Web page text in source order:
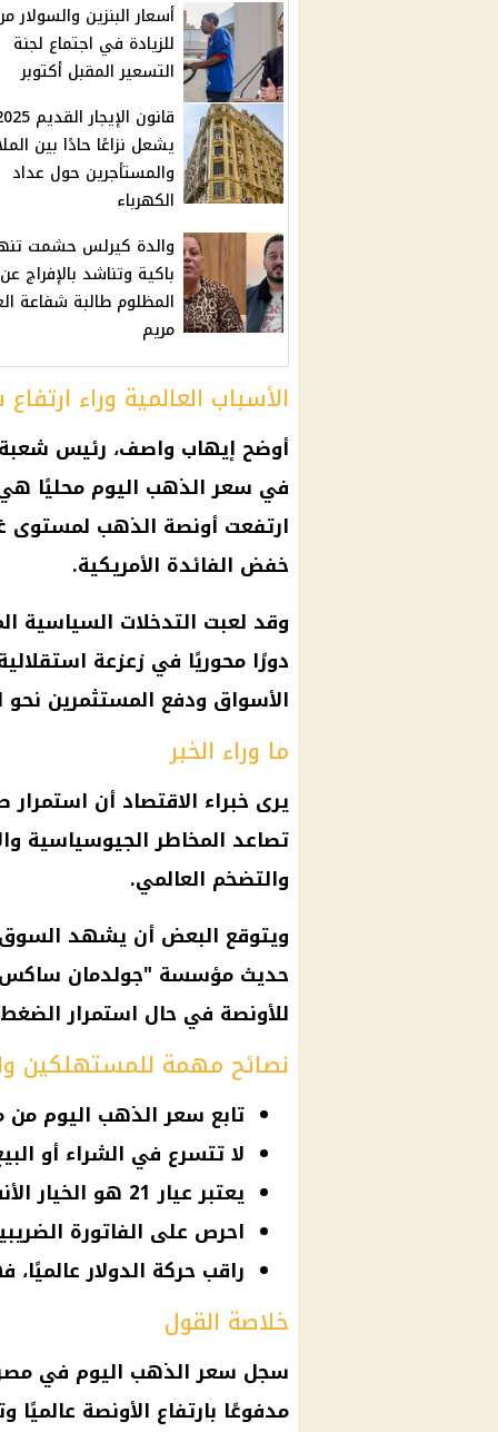
أسعار البنزين والسولار
للزيادة في اجتماع لجنة
التسعير المقبل أكتوبر
قانون الإيجار
يشعل نزاعًا حادًا بين
والمستأجرين حول عداد
الكهرباء
والدة كيرلس حشمت
باكية وتناشد بالإفراج
المظلوم طالبة شفاعة
مريم
الأسباب العالمية وراء
أوضح إيهاب واصف، رئيس
في سعر الذهب اليوم محليًا
ارتفعت أونصة الذهب
خفض الفائدة الأمريكية.
وقد لعبت التدخلات السياسية
دورًا محوريًا في زعزعة
الأسواق ودفع المستثمرين نحو
ما وراء الخبر
يرى خبراء الاقتصاد أن
تصاعد المخاطر الجيوسياسية
والتضخم العالمي.
ويتوقع البعض أن يشهد السوق
حديث مؤسسة "جولدمان
للأونصة في حال استمرارالضغط
نصائح مهمة للمستهلكين
تابع سعر الذهب اليوم
لا تتسرع في الشراء أو
يعتبر عيار 21 هو الخيار الأنسب للاستثمار طويل الأجل في مصر.
احرص على الفاتورة
راقب حركة الدولار
خلاصة القول
سجل سعر الذهب اليوم في
مدفوعًا بارتفاع الأونصة